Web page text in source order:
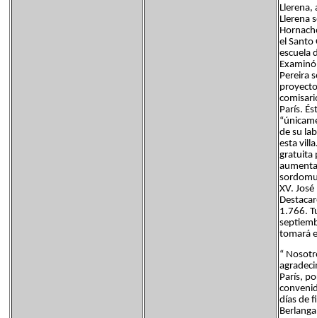
Llerena,
Llerena
el Santo
escuela
Pereira
París.
de su
esta
gratuita
XV.
1.766.
tomará
“
París,
días de